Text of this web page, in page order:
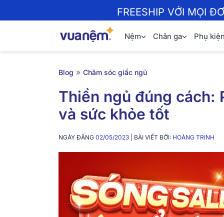
FREESHIP VỚI MỌI
Nệm Chăn ga Phụ
Blog » Chăm sóc giấc ngủ
Thiền ngủ đúng cách:
và sức khỏe tốt
NGÀY ĐĂNG 02/05/2023 | BÀI VIẾT BỞI: HOÀNG TRINH